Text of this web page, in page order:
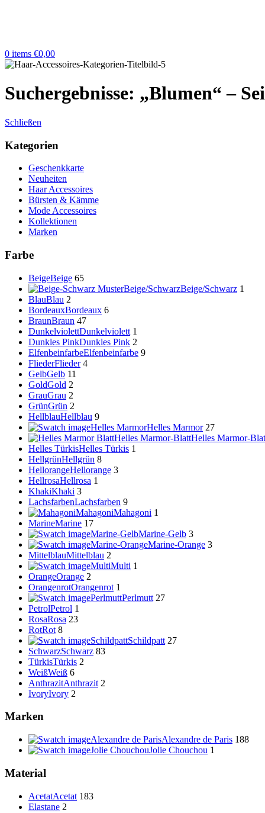
0 items €0,00
Suchergebnisse: „Blumen“ –
Schließen
Kategorien
Geschenkkarte
Neuheiten
Haar Accessoires
Bürsten & Kämme
Mode Accessoires
Kollektionen
Marken
Farbe
BeigeBeige 65
Beige/SchwarzBeige/Schwarz 1
BlauBlau 2
BordeauxBordeaux 6
BraunBraun 47
DunkelviolettDunkelviolett 1
Dunkles PinkDunkles Pink 2
ElfenbeinfarbeElfenbeinfarbe 9
FliederFlieder 4
GelbGelb 11
GoldGold 2
GrauGrau 2
GrünGrün 2
HellblauHellblau 9
Helles MarmorHelles Marmor 27
Helles Marmor-BlattHelles Marmor-
Helles TürkisHelles Türkis 1
HellgrünHellgrün 8
HellorangeHellorange 3
HellrosaHellrosa 1
KhakiKhaki 3
LachsfarbenLachsfarben 9
MahagoniMahagoni 1
MarineMarine 17
Marine-GelbMarine-Gelb 3
Marine-OrangeMarine-Orange 3
MittelblauMittelblau 2
MultiMulti 1
OrangeOrange 2
OrangenrotOrangenrot 1
PerlmuttPerlmutt 27
PetrolPetrol 1
RosaRosa 23
RotRot 8
SchildpattSchildpatt 27
SchwarzSchwarz 83
TürkisTürkis 2
WeißWeiß 6
AnthrazitAnthrazit 2
IvoryIvory 2
Marken
Alexandre de ParisAlexandre de Paris 188
Jolie ChouchouJolie Chouchou 1
Material
AcetatAcetat 183
Elastane 2